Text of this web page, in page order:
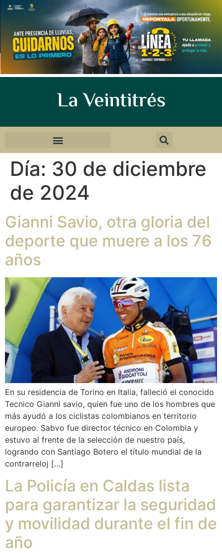
La Veintitrés
Día: 30 de diciembre
de 2024
Gianni Savio, otra gloria del
deporte que muere a los 76
años
En su residencia de Torino en Italia, falleció el conocido
Tecnico Gianni savio, quien fue uno de los hombres que
más ayudó a los ciclistas colombianos en territorio
europeo. Sabvo fue director técnico en Colombia y
estuvo al frente de la selección de nuestro país,
logrando con Santiago Botero el título mundial de la
contrarreloj […]
La Policía en Caldas lista
para garantizar la seguridad
y movilidad durante el fin de
año